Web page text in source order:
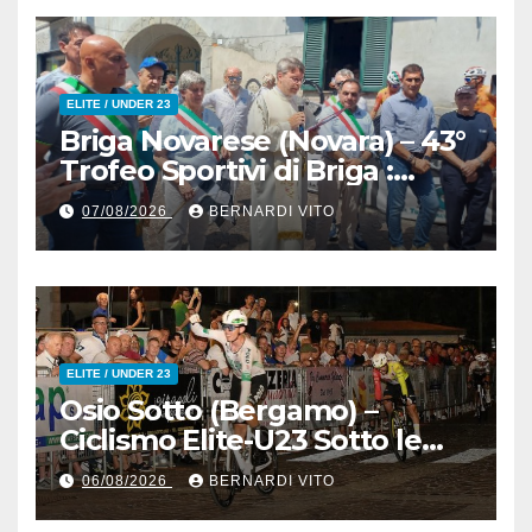
ELITE / UNDER 23
Briga Novarese (Novara) – 43°
Trofeo Sportivi di Briga :
Nicolò Arrighetti è ancora lui
il Re del Muro di San
Colombano
07/08/2026 BERNARDI VITO
ELITE / UNDER 23
Osio Sotto (Bergamo) –
Ciclismo Elite-U23 Sotto le
Stelle : Kevin Bertoncelli (SC
Padovani-Polo Cherry Bank)
06/08/2026 BERNARDI VITO